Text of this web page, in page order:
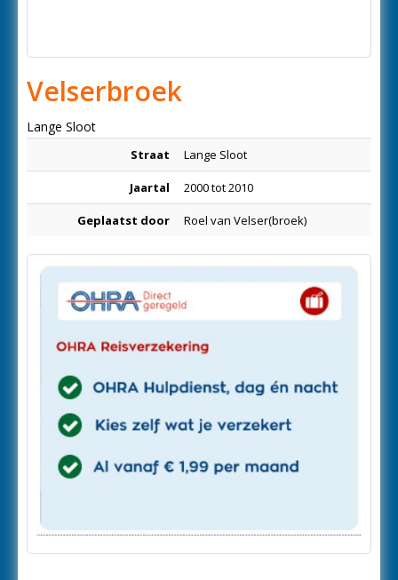
Velserbroek
Lange Sloot
Straat Lange Sloot
Jaartal 2000 tot 2010
Geplaatst door Roel van Velser(broek)